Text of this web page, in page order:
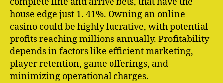
complete line and arrive bets, that have the
house edge just 1. 41%. Owning an online
casino could be highly lucrative, with potential
profits reaching millions annually. Profitability
depends in factors like efficient marketing,
player retention, game offerings, and
minimizing operational charges.